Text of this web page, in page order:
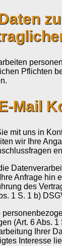
Pflichten
Mail
mit uns in
wir Ihre
Anfrage hin
des
1 S. 1 b)
(Art. 6 Abs. 1
Ihrer
Interesse